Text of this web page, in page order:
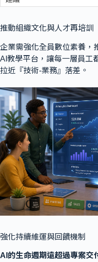
推動組織文化與人才再培訓
企業需強化全員數位素養，
AI教學平台，讓每一層員工
拉近『技術-業務』落差。
強化持續維運與回饋機制
AI的生命週期遠超過專案交